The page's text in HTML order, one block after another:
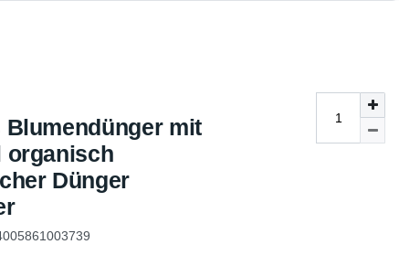
Blumendünger mit
organisch
Dünger